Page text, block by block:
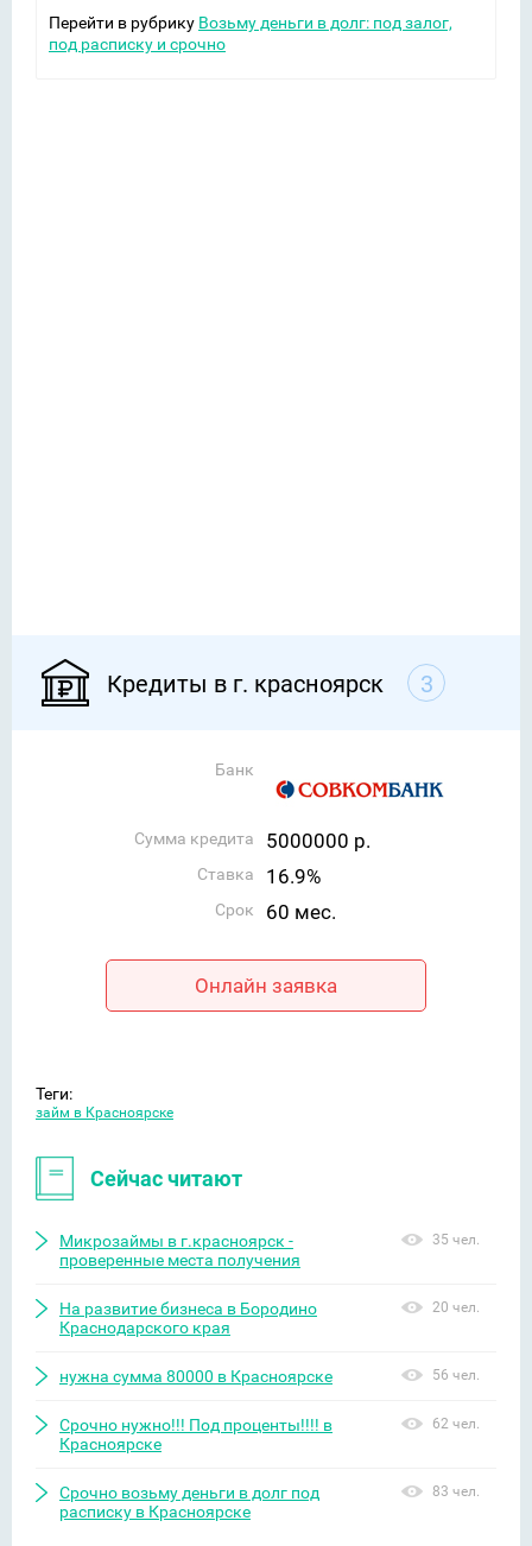
Перейти в рубрику Возьму деньги в долг: под залог,
под расписку и срочно
Кредиты в г. красноярск 3
Банк
Сумма кредита 5000000 р.
Ставка 16.9%
Срок 60 мес.
Онлайн заявка
Теги:
займ в Красноярске
Сейчас читают
Микрозаймы в г.красноярск -
проверенные места получения
35 чел.
На развитие бизнеса в Бородино
Краснодарского края
20 чел.
нужна сумма 80000 в Красноярске 56 чел.
Срочно нужно!!! Под проценты!!!! в
Красноярске
62 чел.
Срочно возьму деньги в долг под
расписку в Красноярске
83 чел.